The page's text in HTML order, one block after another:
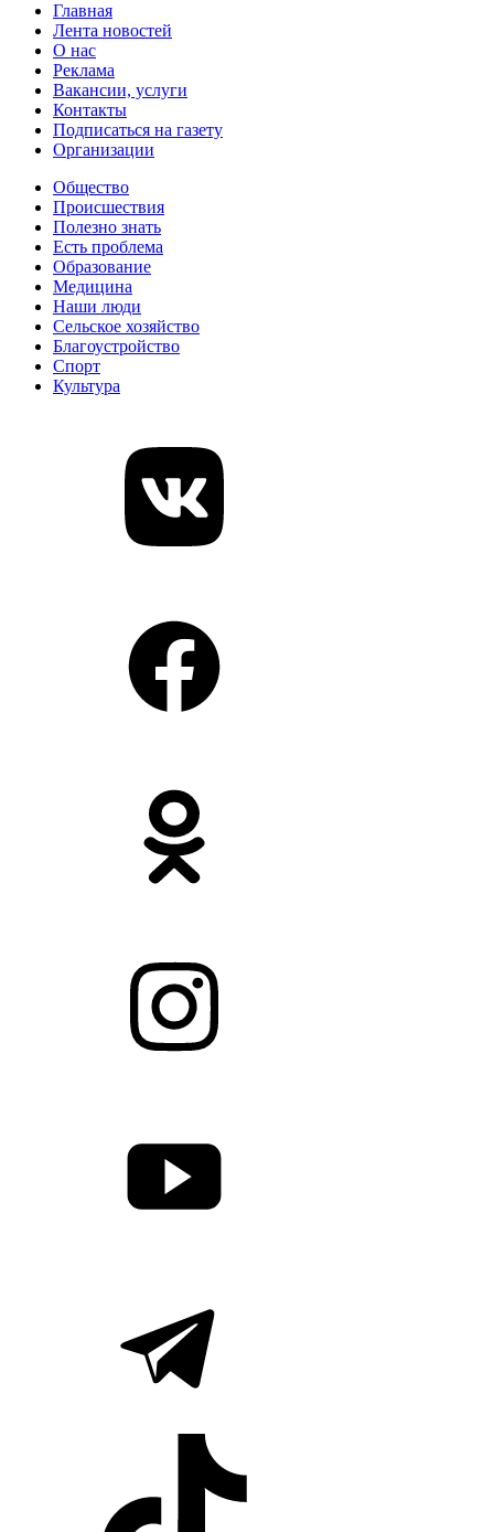
Главная
Лента новостей
О нас
Реклама
Вакансии, услуги
Контакты
Подписаться на газету
Организации
Общество
Происшествия
Полезно знать
Есть проблема
Образование
Медицина
Наши люди
Сельское хозяйство
Благоустройство
Спорт
Культура